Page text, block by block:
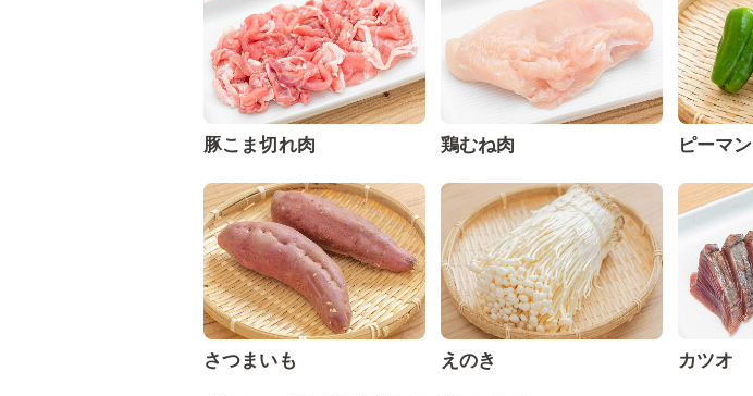
豚こま切れ肉 鶏むね肉 ピーマン
さつまいも えのき カツオ